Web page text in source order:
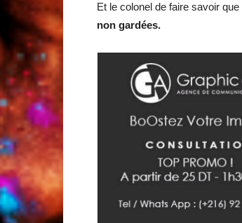
Et le colonel de faire savoir que
non gardées.